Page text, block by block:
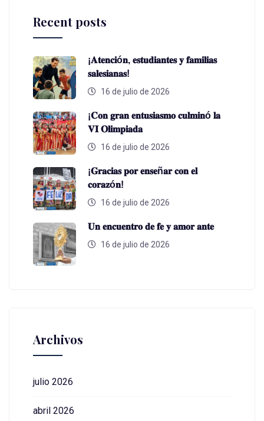
Recent posts
¡𝐀𝐭𝐞𝐧𝐜𝐢ó𝐧, 𝐞𝐬𝐭𝐮𝐝𝐢𝐚𝐧𝐭𝐞𝐬 𝐲 𝐟𝐚𝐦𝐢𝐥𝐢𝐚𝐬
𝐬𝐚𝐥𝐞𝐬𝐢𝐚𝐧𝐚𝐬!
16 de julio de 2026
¡𝐂𝐨𝐧 𝐠𝐫𝐚𝐧 𝐞𝐧𝐭𝐮𝐬𝐢𝐚𝐬𝐦𝐨 𝐜𝐮𝐥𝐦𝐢𝐧ó 𝐥𝐚
𝐕𝐈 𝐎𝐥𝐢𝐦𝐩𝐢𝐚𝐝𝐚
16 de julio de 2026
¡𝐆𝐫𝐚𝐜𝐢𝐚𝐬 𝐩𝐨𝐫 𝐞𝐧𝐬𝐞ñ𝐚𝐫 𝐜𝐨𝐧 𝐞𝐥
𝐜𝐨𝐫𝐚𝐳ó𝐧!
16 de julio de 2026
𝐔𝐧 𝐞𝐧𝐜𝐮𝐞𝐧𝐭𝐫𝐨 𝐝𝐞 𝐟𝐞 𝐲 𝐚𝐦𝐨𝐫 𝐚𝐧𝐭𝐞
16 de julio de 2026
Archivos
julio 2026
abril 2026